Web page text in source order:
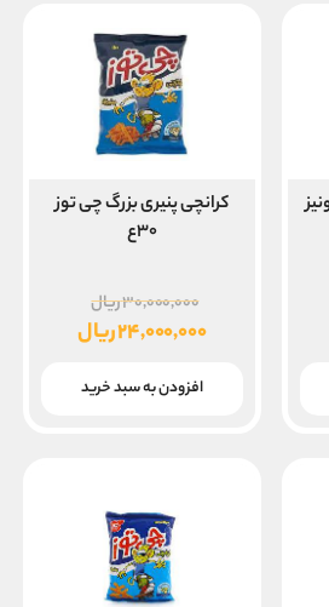
کرانچی پنیری بزرگ چی توز
۳۰ع
۳۰,۰۰۰,۰۰۰ریال
اصلی
۲۴,۰۰۰,۰۰۰ریال
فعلی
افزودن به سبد خرید